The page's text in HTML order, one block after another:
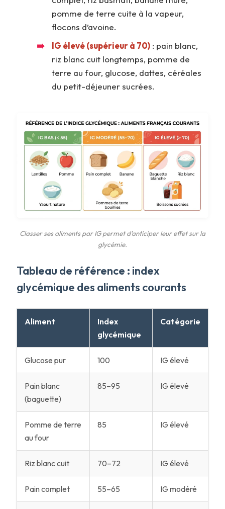
pomme de terre cuite à la vapeur,
flocons d’avoine.
IG élevé (supérieur à 70) : pain blanc,
riz blanc cuit longtemps, pomme de
terre au four, glucose, dattes, céréales
du petit-déjeuner sucrées.
Classer ses aliments par IG permet d’anticiper leur effet sur la
glycémie.
Tableau de référence : index
glycémique des aliments courants
Aliment
Index
glycémique
Catégorie
Glucose pur 100 IG élevé
Pain blanc
(baguette)
85–95 IG élevé
Pomme de terre
au four
85 IG élevé
Riz blanc cuit 70–72 IG élevé
Pain complet 55–65 IG modéré